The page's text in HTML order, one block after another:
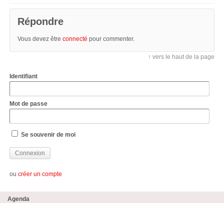
Répondre
Vous devez être connecté pour commenter.
↑ vers le haut de la page
Identifiant
Mot de passe
Se souvenir de moi
ou créer un compte
Agenda